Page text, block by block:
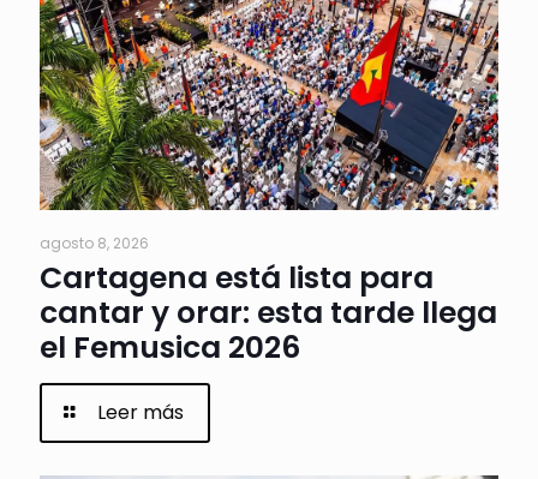
agosto 8, 2026
Cartagena está lista para
cantar y orar: esta tarde llega
el Femusica 2026
Leer más